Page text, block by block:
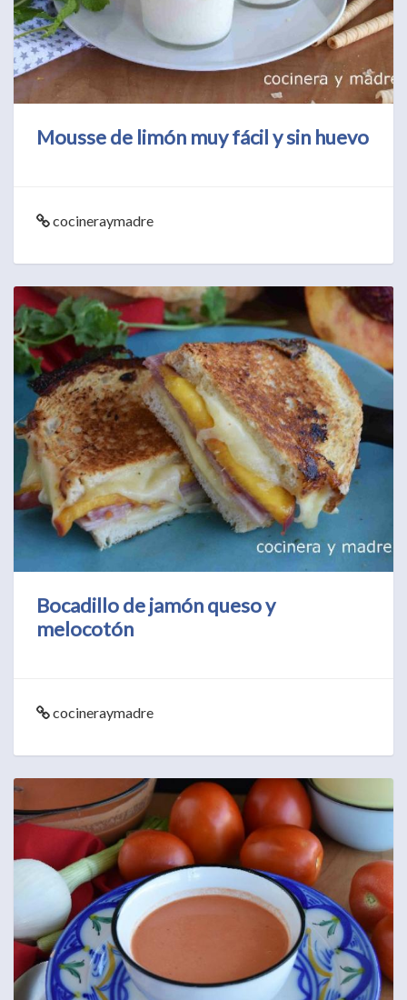
Mousse de limón muy fácil y sin huevo
cocineraymadre
Bocadillo de jamón queso y
melocotón
cocineraymadre